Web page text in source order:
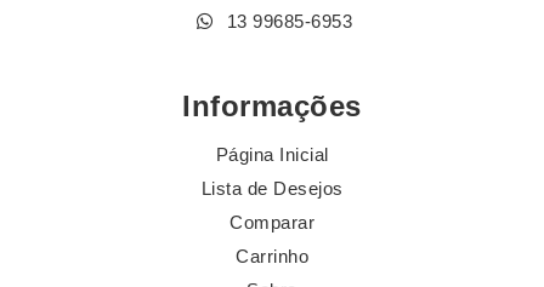
13 99685-6953
Informações
Página Inicial
Lista de Desejos
Comparar
Carrinho